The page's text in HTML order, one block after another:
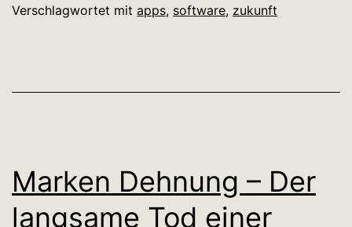
Verschlagwortet mit apps, software, zukunft
Marken Dehnung – Der
langsame Tod einer